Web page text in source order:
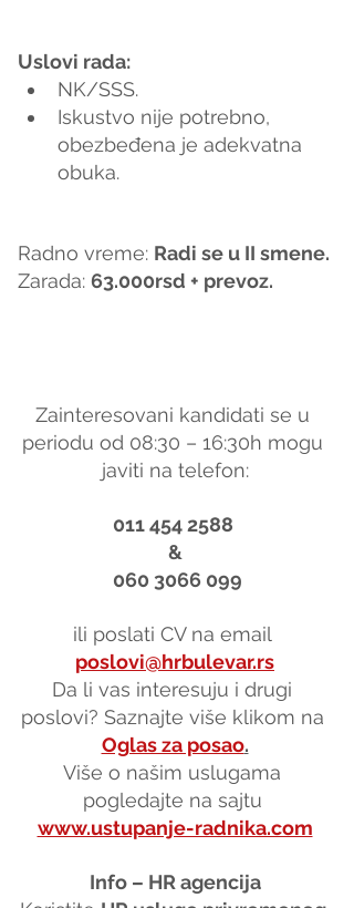
Uslovi rada:
NK/SSS.
Iskustvo nije potrebno,
obezbeđena je adekvatna
obuka.
Radno vreme: Radi se u II smene.
Zarada: 63.000rsd + prevoz.
Zainteresovani kandidati se u
periodu od 08:30 – 16:30h mogu
javiti na telefon:
011 454 2588
&
060 3066 099
ili poslati CV na email
poslovi@hrbulevar.rs
Da li vas interesuju i drugi
poslovi? Saznajte više klikom na
Oglas za posao.
Više o našim uslugama
pogledajte na sajtu
www.ustupanje-radnika.com
Info – HR agencija